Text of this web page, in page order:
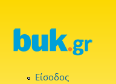
Είσοδος